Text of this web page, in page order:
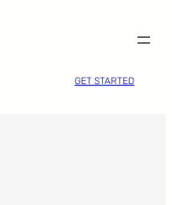
GET STARTED